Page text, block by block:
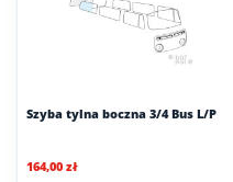
Szyba tylna boczna 3/4 Bus L/P
164,00 zł